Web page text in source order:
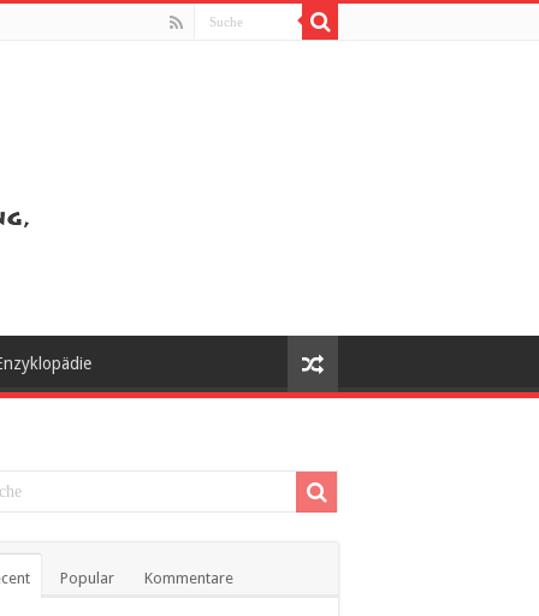
Popular Kommentare